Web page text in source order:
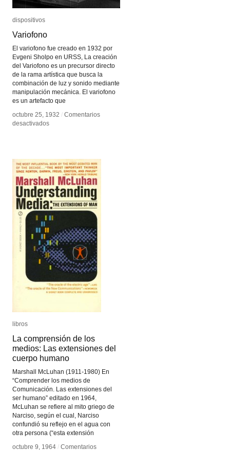
dispositivos
Variofono
El variofono fue creado en 1932 por
Evgeni Sholpo en URSS, La creación
del Variofono es un precursor directo
de la rama artística que busca la
combinación de luz y sonido mediante
manipulación mecánica. El variofono
es un artefacto que
octubre 25, 1932 / Comentarios
desactivadosen
dispositivos
Variofono
octubre 25, 1932 / Comentarios
desactivadosen
libros
La comprensión de los
medios: Las extensiones del
cuerpo humano
Marshall McLuhan (1911-1980) En
“Comprender los medios de
Comunicación. Las extensiones del
ser humano” editado en 1964,
McLuhan se refiere al mito griego de
Narciso, según el cual, Narciso
confundió su reflejo en el agua con
otra persona (“esta extensión
octubre 9, 1964 / Comentarios
libros
La comprensión de los
medios: Las extensiones del
cuerpo humano
octubre 9, 1964 / Comentarios